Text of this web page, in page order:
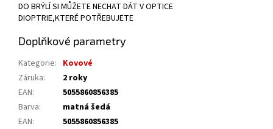
DO BRÝLÍ SI MŮŽETE NECHAT DÁT V OPTICE
DIOPTRIE,KTERÉ POTŘEBUJETE
Doplňkové parametry
Kategorie: Kovové
Záruka:
2 roky
EAN:
5055860856385
Barva:
matná šedá
EAN:
5055860856385